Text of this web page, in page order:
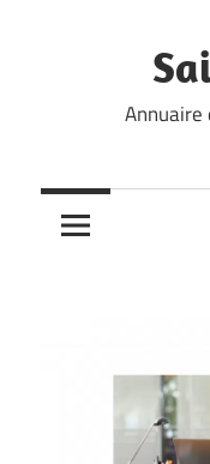
Annuaire